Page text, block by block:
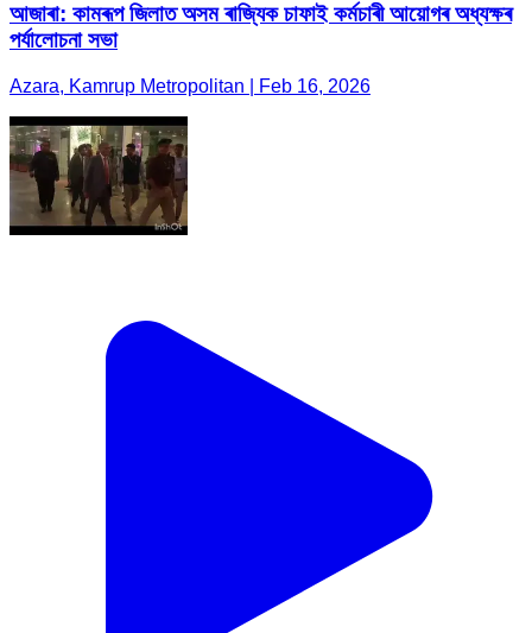
আজাৰা: কামৰূপ জিলাত অসম ৰাজ্যিক চাফাই কৰ্মচাৰী আয়োগৰ অধ্যক্ষৰ
পৰ্যালোচনা সভা
Azara, Kamrup Metropolitan | Feb 16, 2026